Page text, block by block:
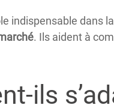
indispensable dans la
. Ils aident à
ils